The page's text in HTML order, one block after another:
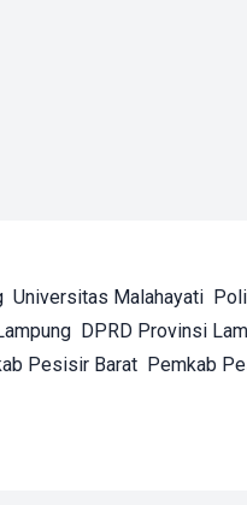
Universitas Malahayati
DPRD Provinsi
Pesisir Barat Pemkab